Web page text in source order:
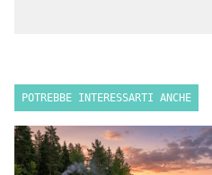
POTREBBE INTERESSARTI ANCHE